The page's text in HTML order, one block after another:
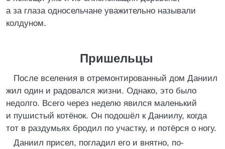
а за глаза односельчане уважительно называли
колдуном.
Пришельцы
После вселения в отремонтированный дом Даниил
жил один и радовался жизни. Однако, это было
недолго. Всего через неделю явился маленький
и пушистый котёнок. Он подошёл к Даниилу, когда
тот в раздумьях бродил по участку, и потёрся о ногу.
Даниил присел, погладил его и внятно, по-